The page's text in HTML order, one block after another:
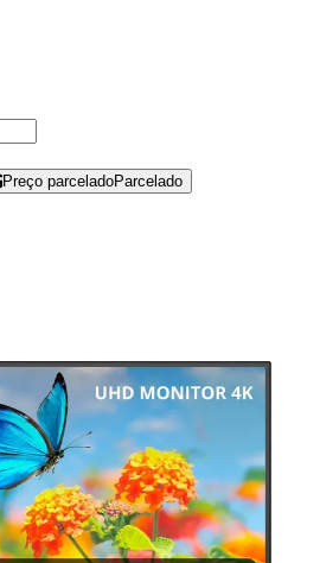
Preço parceladoParcelado